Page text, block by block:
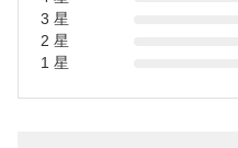
3 星
2 星
1 星